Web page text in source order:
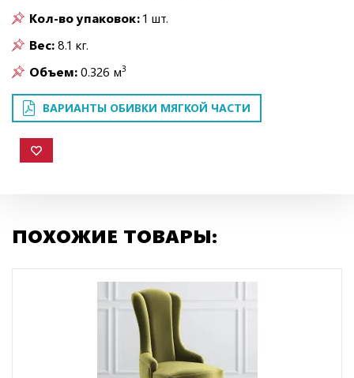
Кол-во упаковок:1 шт.
Вес:8.1 кг.
Объем:0.326 м3
ВАРИАНТЫ ОБИВКИ МЯГКОЙ ЧАСТИ
ПОХОЖИЕ ТОВАРЫ: